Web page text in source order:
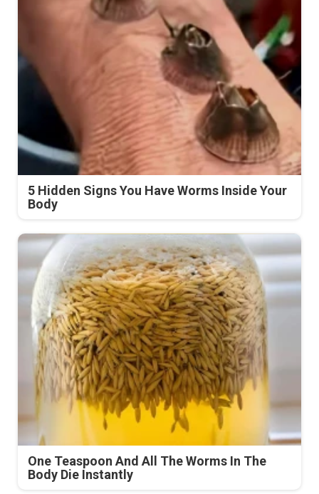
5 Hidden Signs You Have Worms Inside Your
Body
One Teaspoon And All The Worms In The
Body Die Instantly